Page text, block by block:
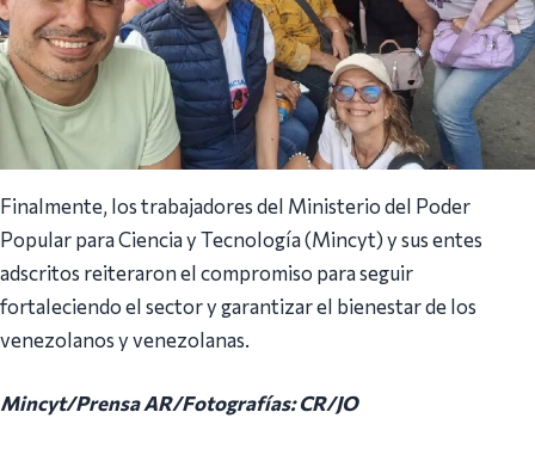
Finalmente, los trabajadores del Ministerio del Poder
Popular para Ciencia y Tecnología (Mincyt) y sus entes
adscritos reiteraron el compromiso para seguir
fortaleciendo el sector y garantizar el bienestar de los
venezolanos y venezolanas.
Mincyt/Prensa AR/Fotografías: CR/JO